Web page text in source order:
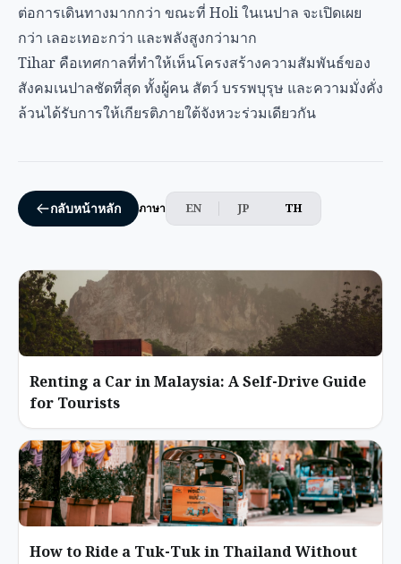
ต่อการเดินทางมากกว่า ขณะที่ Holi ในเนปาล จะเปิดเผย
กว่า เลอะเทอะกว่า และพลังสูงกว่ามาก
Tihar คือเทศกาลที่ทำให้เห็นโครงสร้างความสัมพันธ์ของ
สังคมเนปาลชัดที่สุด ทั้งผู้คน สัตว์ บรรพบุรุษ และความมั่งคั่ง
ล้วนได้รับการให้เกียรติภายใต้จังหวะร่วมเดียวกัน
กลับหน้าหลัก ภาษา EN JP TH
Renting a Car in Malaysia: A Self-Drive Guide
for Tourists
How to Ride a Tuk-Tuk in Thailand Without